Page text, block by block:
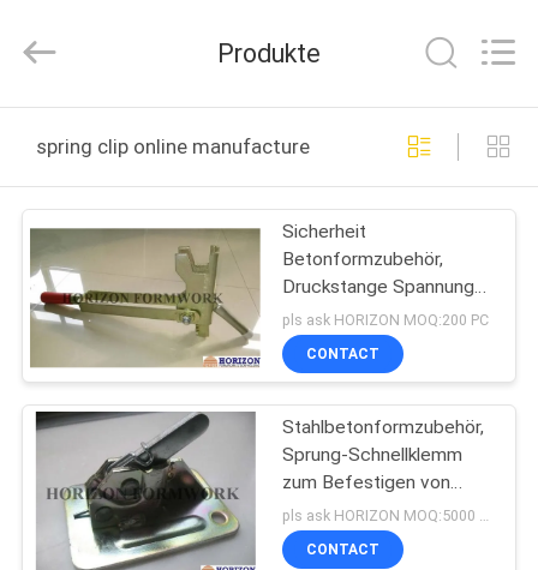
PRODUKTE
ÜBER
UNS
FABRIK-
AUSFLUG
QUALITÄTSKONTROLLE
Rights
Reserved.
ECER
Produkte
spring clip online manufacture
Sicherheit
Betonformzubehör,
Druckstange Spannung
für Federklemmen
pls ask HORIZON MOQ:200 PC
CONTACT
Stahlbetonformzubehör,
Sprung-Schnellklemm
zum Befestigen von
Schnürstangen
CONTACT